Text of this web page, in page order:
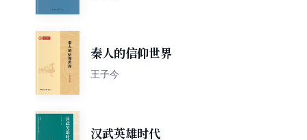
秦人的信仰世界
王子今
汉武英雄时代